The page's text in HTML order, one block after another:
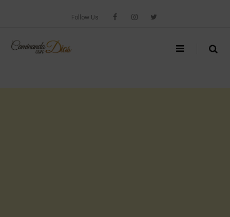
Follow Us